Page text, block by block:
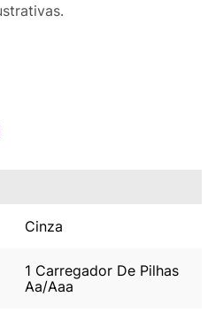
Cinza
1 Carregador De Pilhas
Aa/Aaa